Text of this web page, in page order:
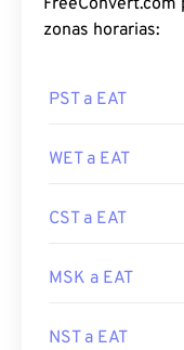
FreeConvert.com
zonas horarias:
PST a EAT
WET a EAT
CST a EAT
MSK a EAT
NST a EAT